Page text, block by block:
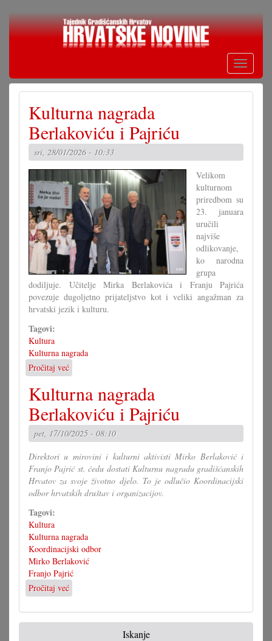
Skoči
Toggle
Kulturna nagrada
Berlakoviću i Pajriću
sri, 28/01/2026 - 10:33
Velikom
kulturnom
priredbom su
23. januara
uručili
najviše
odlikovanje,
ko narodna
grupa
dodiljuje. Učitelje Mirka Berlakovića i Franju Pajrića
povezuje dugoljetno prijateljstvo kot i veliki angažman za
hrvatski jezik i kulturu.
Tagovi:
Kultura
Kulturna nagrada
Pročitaj već
Kulturna
nagrada
Berlakoviću
i
Pajriću
Kulturna nagrada
Berlakoviću i Pajriću
pet, 17/10/2025 - 08:10
Direktori u mirovini i kulturni aktivisti Mirko Berlaković i
Franjo Pajrić st. ćedu dostati Kulturnu nagradu gradišćanskih
Hrvatov za svoje životno djelo. To je odlučio Koordinacijski
odbor hrvatskih društav i organizacijov.
Tagovi:
Kultura
Kulturna nagrada
Koordinacijski odbor
Mirko Berlaković
Franjo Pajrić
Pročitaj već
Kulturna
nagrada
Berlakoviću
Iskanje